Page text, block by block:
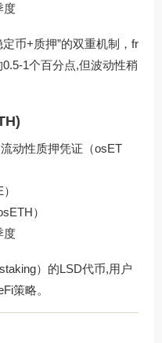
度
币+质押”的双重机制，fr
1个百分点,但波动性稍
动性质押凭证（osET
）
度
）的LSD代币,用户
策略。